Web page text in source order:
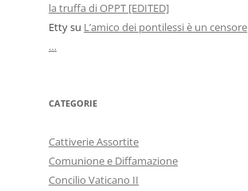
la truffa di OPPT [EDITED]
Ettysu L’amico dei pontilessi è un censore
…
CATEGORIE
Cattiverie Assortite
Comunione e Diffamazione
Concilio Vaticano II